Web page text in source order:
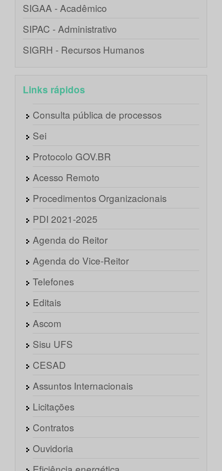
SIGAA - Acadêmico
SIPAC - Administrativo
SIGRH - Recursos Humanos
Links rápidos
Consulta pública de processos
Sei
Protocolo GOV.BR
Acesso Remoto
Procedimentos Organizacionais
PDI 2021-2025
Agenda do Reitor
Agenda do Vice-Reitor
Telefones
Editais
Ascom
Sisu UFS
CESAD
Assuntos Internacionais
Licitações
Contratos
Ouvidoria